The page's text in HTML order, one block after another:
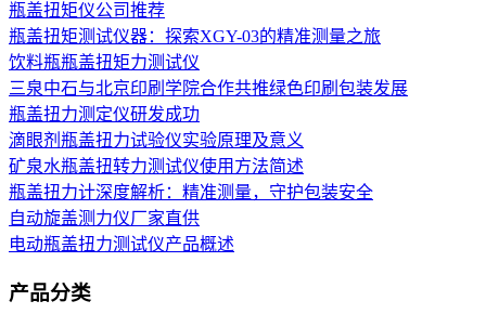
瓶盖扭矩仪公司推荐
瓶盖扭矩测试仪器：探索XGY-03的精准测量之旅
饮料瓶瓶盖扭矩力测试仪
三泉中石与北京印刷学院合作共推绿色印刷包装发展
瓶盖扭力测定仪研发成功
滴眼剂瓶盖扭力试验仪实验原理及意义
矿泉水瓶盖扭转力测试仪使用方法简述
瓶盖扭力计深度解析：精准测量，守护包装安全
自动旋盖测力仪厂家直供
电动瓶盖扭力测试仪产品概述
产品分类